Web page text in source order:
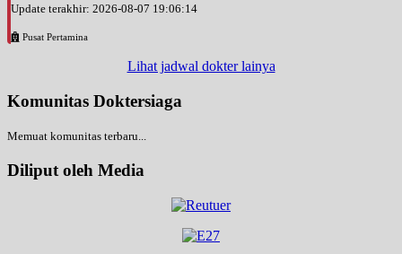
Update terakhir: 2026-08-07 19:06:14
Pusat Pertamina
Lihat jadwal dokter lainya
Komunitas Doktersiaga
Memuat komunitas terbaru...
Diliput oleh Media